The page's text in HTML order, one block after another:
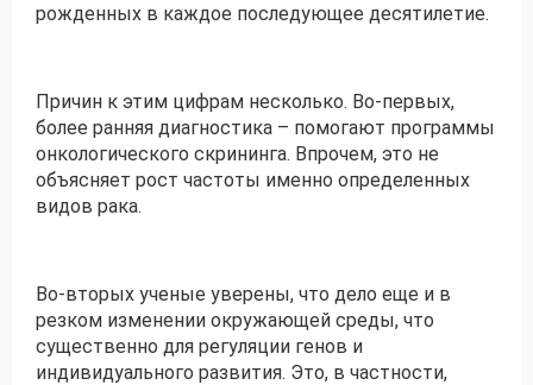
рожденных в каждое последующее десятилетие.
Причин к этим цифрам несколько. Во-первых,
более ранняя диагностика – помогают программы
онкологического скрининга. Впрочем, это не
объясняет рост частоты именно определенных
видов рака.
Во-вторых ученые уверены, что дело еще и в
резком изменении окружающей среды, что
существенно для регуляции генов и
индивидуального развития. Это, в частности,